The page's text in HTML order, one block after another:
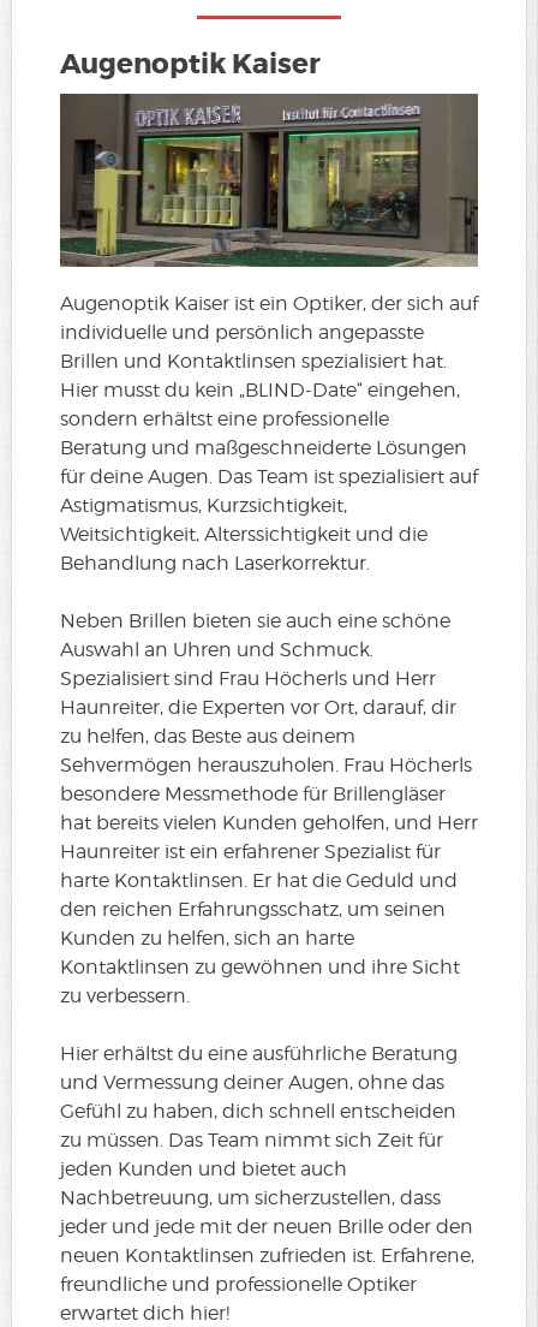
Augenoptik Kaiser
Augenoptik Kaiser ist ein Optiker, der sich auf
individuelle und persönlich angepasste
Brillen und Kontaktlinsen spezialisiert hat.
Hier musst du kein „BLIND-Date“ eingehen,
sondern erhältst eine professionelle
Beratung und maßgeschneiderte Lösungen
für deine Augen. Das Team ist spezialisiert auf
Astigmatismus, Kurzsichtigkeit,
Weitsichtigkeit, Alterssichtigkeit und die
Behandlung nach Laserkorrektur.
Neben Brillen bieten sie auch eine schöne
Auswahl an Uhren und Schmuck.
Spezialisiert sind Frau Höcherls und Herr
Haunreiter, die Experten vor Ort, darauf, dir
zu helfen, das Beste aus deinem
Sehvermögen herauszuholen. Frau Höcherls
besondere Messmethode für Brillengläser
hat bereits vielen Kunden geholfen, und Herr
Haunreiter ist ein erfahrener Spezialist für
harte Kontaktlinsen. Er hat die Geduld und
den reichen Erfahrungsschatz, um seinen
Kunden zu helfen, sich an harte
Kontaktlinsen zu gewöhnen und ihre Sicht
zu verbessern.
Hier erhältst du eine ausführliche Beratung
und Vermessung deiner Augen, ohne das
Gefühl zu haben, dich schnell entscheiden
zu müssen. Das Team nimmt sich Zeit für
jeden Kunden und bietet auch
Nachbetreuung, um sicherzustellen, dass
jeder und jede mit der neuen Brille oder den
neuen Kontaktlinsen zufrieden ist. Erfahrene,
freundliche und professionelle Optiker
erwartet dich hier!